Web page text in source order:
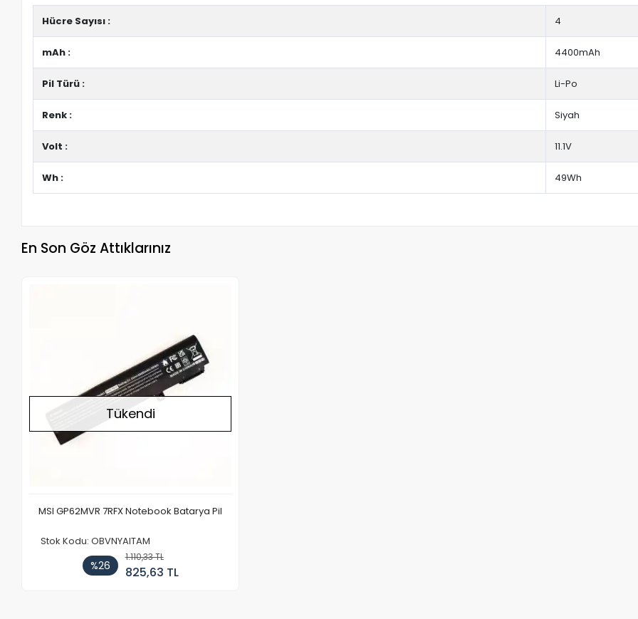
Hücre Sayısı : 4
mAh : 4400mAh
Pil Türü : Li-Po
Renk : Siyah
Volt : 11.1V
Wh : 49Wh
En Son Göz Attıklarınız
Tükendi
MSI GP62MVR 7RFX Notebook Batarya Pil
Stok Kodu: OBVNYAITAM
%26
1.110,33 TL
825,63 TL